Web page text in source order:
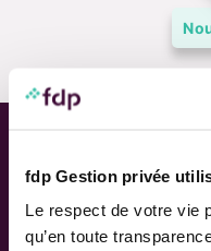
fdp Gestion privée
Le respect de votre vie
qu’en toute
Approche
Solutions